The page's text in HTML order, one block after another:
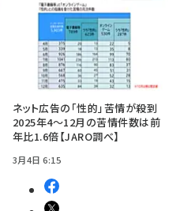
ネット広告の「性的」苦情が殺到
2025年4～12月の苦情件数は前
年比1.6倍【JARO調べ】
3月4日 6:15